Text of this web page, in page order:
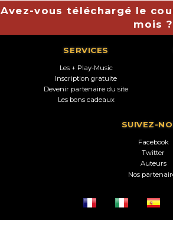
Avez-vous téléchargé le
mois ?
SERVICES
Les + Play-Music
Inscription gratuite
Devenir partenaire du site
Les bons cadeaux
SUIVEZ-
Facebook
Twitter
Auteurs
Nos